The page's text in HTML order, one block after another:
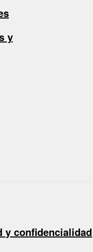
y
y confidencialidad